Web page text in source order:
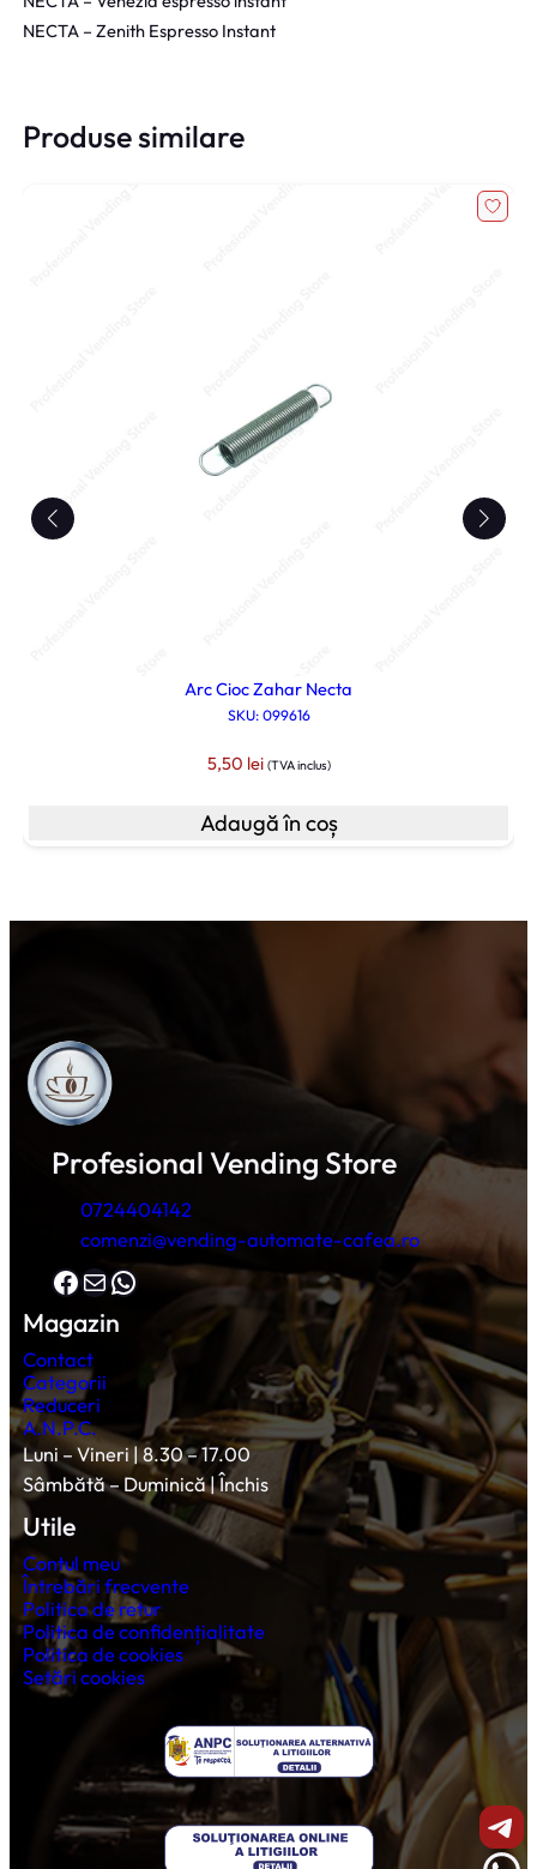
NECTA – Zenith Espresso Instant
Produse similare
Arc Cioc Zahar Necta
SKU: 099616
5,50 lei (TVA inclus)
Adaugă în coș
Profesional Vending Store
0724404142
comenzi@vending-automate-cafea.ro
Facebook Mail WhatsApp
Magazin
Contact
Categorii
Reduceri
A.N.P.C.
Luni – Vineri | 8.30 – 17.00
Sâmbătă – Duminică | Închis
Utile
Contul meu
Întrebări frecvente
Politica de retur
Politica de confidențialitate
Politica de cookies
Setări cookies